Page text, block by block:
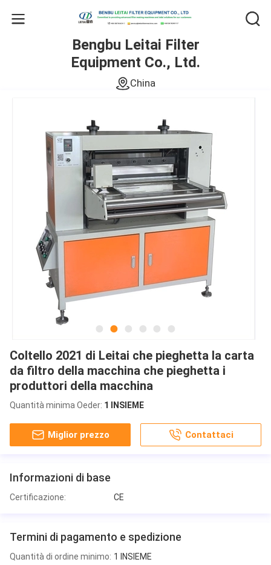
Bengbu Leitai Filter
Equipment Co., Ltd.
China
Coltello 2021 di Leitai che pieghetta la carta
da filtro della macchina che pieghetta i
produttori della macchina
Quantità minima Oeder: 1 INSIEME
Miglior prezzo Contattaci
Informazioni di base
Certificazione: CE
Termini di pagamento e spedizione
Quantità di ordine minimo: 1 INSIEME